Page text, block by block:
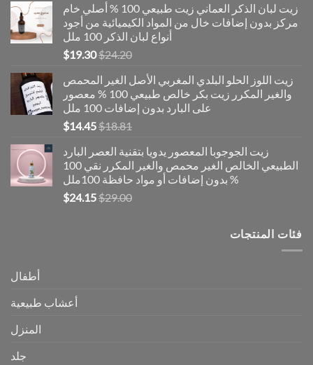
هو:
$18.71.
زيت لبان الذكر العماني زيت طبيعي 100 % أصلي خام
مركز بدون إضافات خال من المواد الكيميائية من أجود
أنواع لبان الذكر 100 ملل
$24.20 السعر
هو:
$24.20.
$19.30
هو:
$19.30.
زيت اللوز الحلو البلدي المغربي الأصل الغير المحمص
والغير المكرر زيت بكر خالص طبيعي 100 % معصور
على البارد بدون إضافات 100 ملل
$18.81
السعر
هو:
$18.81.
$14.45
هو: زيت الجوجوبا المعصور يدويا بتقنية العصر البارد
الطبيعي الخالص الغير محمص والغير المكرر نقي 100
% بدون إضافات أو مواد حافظة 100ملل
$29.00
السعر$24.15
فئات المنتجات
أطفال
أعشاب طبيعية
المنزل
جلد